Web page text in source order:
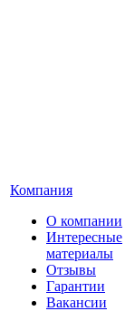
Компания
О компании
Интересные
материалы
Отзывы
Гарантии
Вакансии